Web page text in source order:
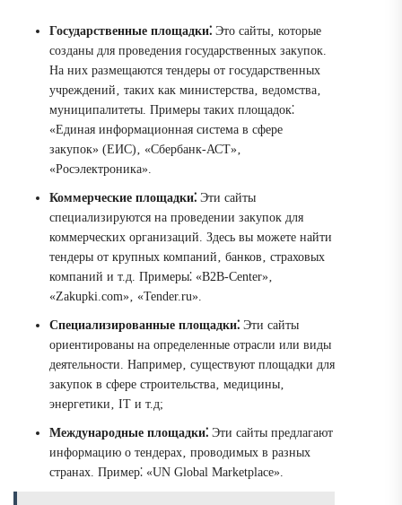
Государственные площадки⁚ Это сайты‚ которые
созданы для проведения государственных закупок.
На них размещаются тендеры от государственных
учреждений‚ таких как министерства‚ ведомства‚
муниципалитеты. Примеры таких площадок⁚
«Единая информационная система в сфере
закупок» (ЕИС)‚ «Сбербанк-АСТ»‚
«Росэлектроника».
Коммерческие площадки⁚ Эти сайты
специализируются на проведении закупок для
коммерческих организаций. Здесь вы можете найти
тендеры от крупных компаний‚ банков‚ страховых
компаний и т.д. Примеры⁚ «B2B-Center»‚
«Zakupki.com»‚ «Tender.ru».
Специализированные площадки⁚ Эти сайты
ориентированы на определенные отрасли или виды
деятельности. Например‚ существуют площадки для
закупок в сфере строительства‚ медицины‚
энергетики‚ IT и т.д;
Международные площадки⁚ Эти сайты предлагают
информацию о тендерах‚ проводимых в разных
странах. Пример⁚ «UN Global Marketplace».